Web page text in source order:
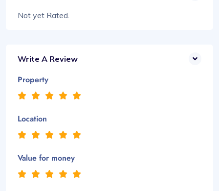
Not yet Rated.
Write A Review
Property
Location
Value for money